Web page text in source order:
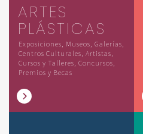
ARTES
PLÁSTICAS
Exposiciones, Museos, Galerías,
Centros Culturales, Artistas,
Cursos y Talleres, Concursos,
Premios y Becas